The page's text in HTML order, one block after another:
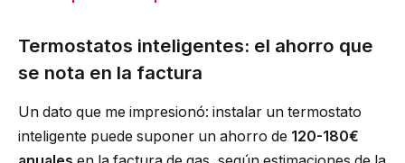
Termostatos inteligentes: el ahorro que
se nota en la factura
Un dato que me impresionó: instalar un termostato
inteligente puede suponer un ahorro de 120-180€